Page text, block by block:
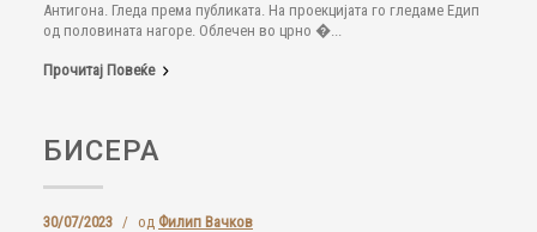
Антигона. Гледа према публиката. На проекцијата го гледаме Едип
од половината нагоре. Облечен во црно �...
Прочитај Повеќе
БИСЕРА
30/07/2023 / од Филип Вачков